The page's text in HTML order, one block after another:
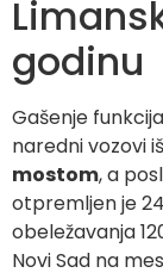
godinu
Gašenje
naredni vozovi
mostom, a
otpremljen je
obeležavanja
Novi Sad na